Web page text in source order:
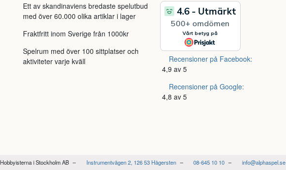
Ett av skandinaviens bredaste spelutbud
med över 60.000 olika artiklar i lager
Fraktfritt inom Sverige från 1000kr
Spelrum med över 100 sittplatser och
aktiviteter varje kväll
Recensioner på Facebook:
4,9 av 5
Recensioner på Google:
4,8 av 5
Hobbyisterna i Stockholm AB Instrumentvägen 2, 126 53 Hägersten 08-645 10 10 info@alphaspel.se